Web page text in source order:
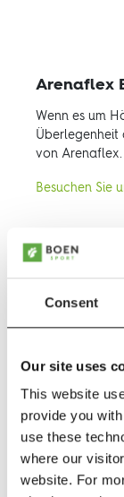
Consent
Our site uses
This website
provide you
use these
where our
website. For
Arenaflex
Wenn es um
Überlegenheit
von Arenaflex.
Besuchen Sie
Boflex